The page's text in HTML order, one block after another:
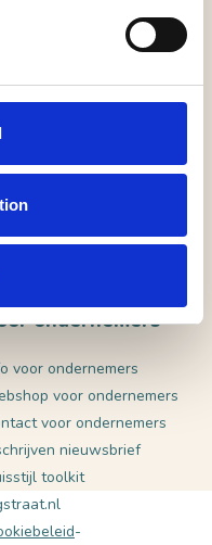
ondernemers
voor ondernemers
voor ondernemers
voor ondernemers
nieuwsbrief
toolkit